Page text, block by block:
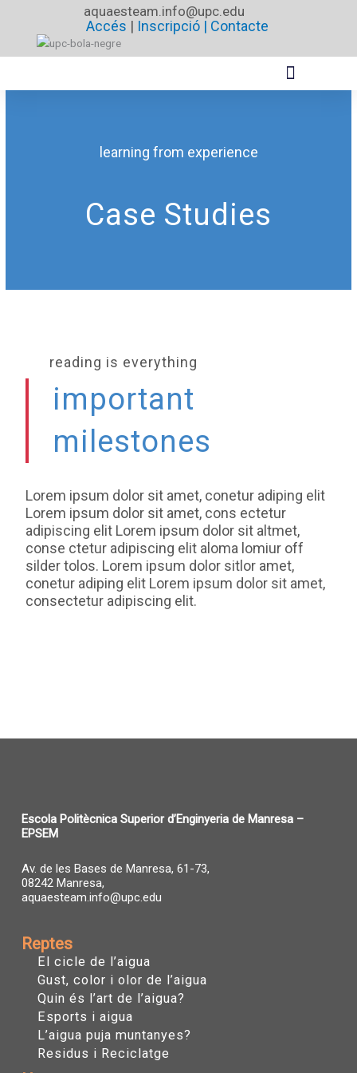
contingut
aquaesteam.info@upc.edu
Accés | Inscripció | Contacte
learning from experience
Case Studies
reading is everything
important
milestones
Lorem ipsum dolor sit amet, conetur adiping elit
Lorem ipsum dolor sit amet, cons ectetur
adipiscing elit Lorem ipsum dolor sit altmet,
conse ctetur adipiscing elit aloma lomiur off
silder tolos. Lorem ipsum dolor sitlor amet,
conetur adiping elit Lorem ipsum dolor sit amet,
consectetur adipiscing elit.
Escola Politècnica Superior d’Enginyeria de Manresa –
EPSEM
Av. de les Bases de Manresa, 61-73,
08242 Manresa,
aquaesteam.info@upc.edu
Reptes
El cicle de l’aigua
Gust, color i olor de l’aigua
Quin és l’art de l’aigua?
Esports i aigua
L’aigua puja muntanyes?
Residus i Reciclatge